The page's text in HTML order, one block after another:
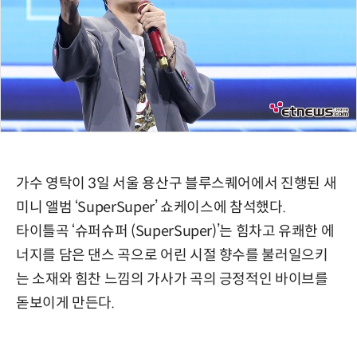
가수 영탁이 3일 서울 용산구 블루스퀘어에서 진행된 새
미니 앨범 ‘SuperSuper’ 쇼케이스에 참석했다.
타이틀곡 ‘슈퍼슈퍼 (SuperSuper)’는 힘차고 유쾌한 에
너지를 담은 댄스 곡으로 어린 시절 향수를 불러일으키
는 소재와 힘찬 느낌의 가사가 곡의 긍정적인 바이브를
돋보이게 만든다.